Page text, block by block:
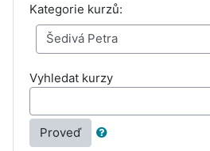
Kategorie kurzů:
Vyhledat kurzy
Proveď